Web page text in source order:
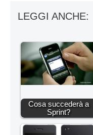
LEGGI ANCHE:
Cosa succederà a
Sprint?